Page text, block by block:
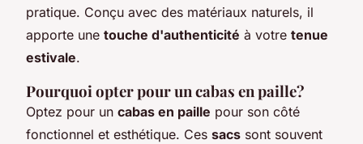
pratique. Conçu avec des matériaux naturels, il
apporte une touche d'authenticité à votre tenue
estivale.
Pourquoi opter pour un cabas en paille?
Optez pour un cabas en paille pour son côté
fonctionnel et esthétique. Ces sacs sont souvent